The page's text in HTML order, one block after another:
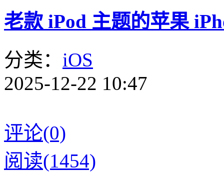
老款 iPod 主题的苹果
分类： iOS
2025-12-22 10:47
评论(0)
阅读(1454)